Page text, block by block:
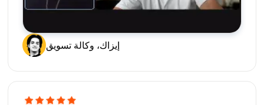
إيزاك، وكالة تسويق